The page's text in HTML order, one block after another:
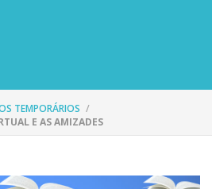
TEMPORÁRIOS
E AS AMIZADES